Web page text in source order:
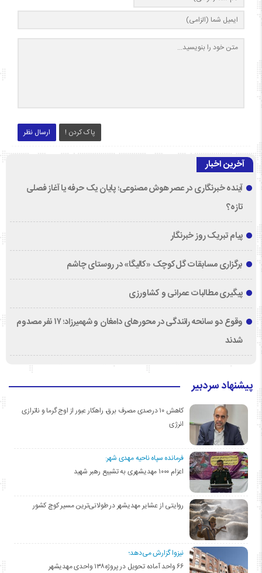
ارسال نظر پاک کردن !
آخرین اخبار
آینده خبرنگاری در عصر هوش مصنوعی؛ پایان یک حرفه یا آغاز فصلی
تازه؟
پیام تبریک روز خبرنگار
برگزاری مسابقات گل‌کوچک «کالیگا» در روستای چاشم
پیگیری مطالبات عمرانی و کشاورزی
وقوع دو سانحه رانندگی در محورهای دامغان و شهمیرزاد؛ ۱۷ نفر مصدوم
شدند
پیشنهاد سردبیر
کاهش ۱۰ درصدی مصرف برق، راهکار عبور از اوج گرما و ناترازی
انرژی
فرمانده سپاه ناحیه مهدی شهر:
اعزام ۱۰۰۰ مهدیشهری به تشییع رهبر شهید
روایتی از عشایر مهدیشهر در طولانی‌ترین مسیر کوچ کشور
نیزوا گزارش می‌دهد؛
۶۶ واحد آماده تحویل در پروژه۱۳۸ واحدی مهدیشهر